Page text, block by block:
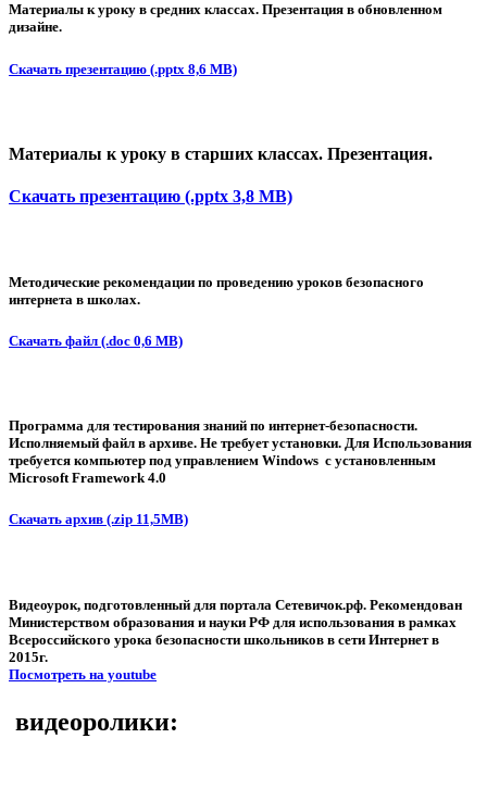
Материалы к уроку в средних классах. Презентация в обновленном
дизайне.
Скачать презентацию (.pptx 8,6 MB)
Материалы к уроку в старших классах. Презентация.
Скачать презентацию (.pptx 3,8 MB)
Методические рекомендации по проведению уроков безопасного
интернета в школах.
Скачать файл (.doc 0,6 MB)
Программа для тестирования знаний по интернет-безопасности.
Исполняемый файл в архиве. Не требует установки. Для Использования
требуется компьютер под управлением Windows с установленным
Microsoft Framework 4.0
Скачать архив (.zip 11,5MB)
Видеоурок, подготовленный для портала Сетевичок.рф. Рекомендован
Министерством образования и науки РФ для использования в рамках
Всероссийского урока безопасности школьников в сети Интернет в
2015г.
Посмотреть на youtube
видеоролики: